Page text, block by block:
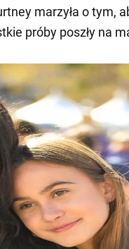
marzyła o tym,
próby poszły na